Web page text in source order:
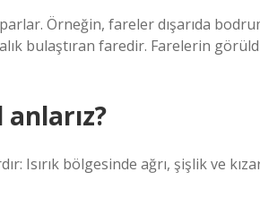
Örneğin, fareler dışarıda
bulaştıran faredir. Farelerin
Isırık bölgesinde ağrı, şişlik ve